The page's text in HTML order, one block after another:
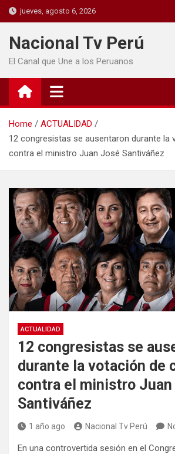
jueves, agosto 6, 2026
Nacional Tv Perú
El Canal que Une a los Peruanos
Home
ACTUALIDAD
12 congresistas se ausentaron durante la
contra el ministro Juan José Santiváñez
ACTUALIDAD
12 congresistas se
durante la votación de
contra el ministro
Santiváñez
1 año ago Nacional Tv Perú
En una controvertida sesión en el